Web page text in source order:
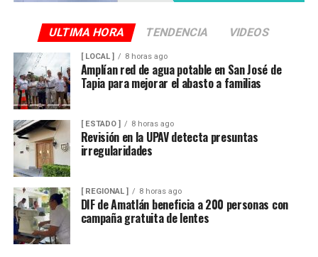
ULTIMA HORA TENDENCIA VIDEOS
[ LOCAL ] 8 horas ago
Amplían red de agua potable en San José de
Tapia para mejorar el abasto a familias
[ ESTADO ] 8 horas ago
Revisión en la UPAV detecta presuntas
irregularidades
[ REGIONAL ] 8 horas ago
DIF de Amatlán beneficia a 200 personas con
campaña gratuita de lentes